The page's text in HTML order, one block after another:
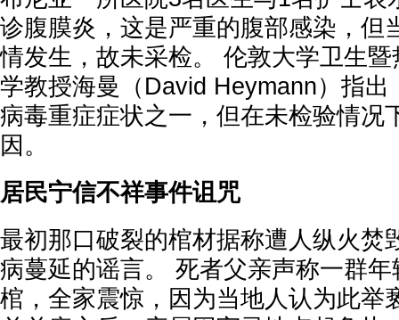
诊腹膜炎，这是严重的腹部感染，但
情发生，故未采检。 伦敦大学卫生
学教授海曼（David Heymann）指出
病毒重症症状之一，但在未检验情况
因。
居民宁信不祥事件诅咒
最初那口破裂的棺材据称遭人纵火焚
病蔓延的谣言。 死者父亲声称一群
棺，全家震惊，因为当地人认为此举